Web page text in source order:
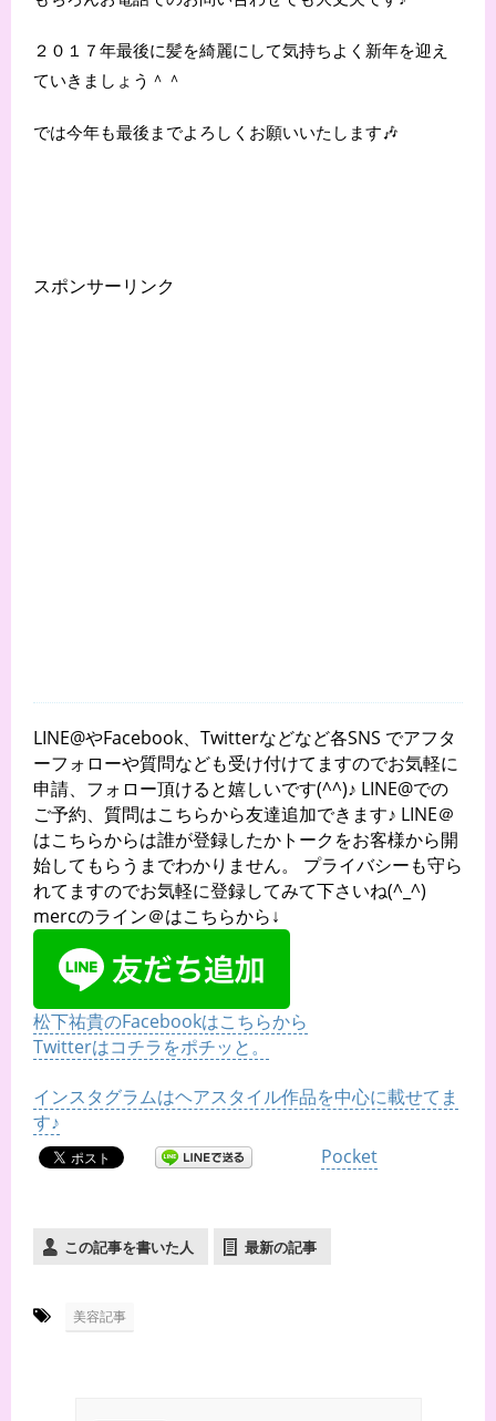
２０１７年最後に髪を綺麗にして気持ちよく新年を迎え
ていきましょう＾＾
では今年も最後までよろしくお願いいたします🎶
スポンサーリンク
LINE@やFacebook、Twitterなどなど各SNS でアフタ
ーフォローや質問なども受け付けてますのでお気軽に
申請、フォロー頂けると嬉しいです(^^)♪ LINE@での
ご予約、質問はこちらから友達追加できます♪ LINE＠
はこちらからは誰が登録したかトークをお客様から開
始してもらうまでわかりません。 プライバシーも守ら
れてますのでお気軽に登録してみて下さいね(^_^)
mercのライン＠はこちらから↓
松下祐貴のFacebookはこちらから
Twitterはコチラをポチッと。
インスタグラムはヘアスタイル作品を中心に載せてま
す♪
Pocket
この記事を書いた人 最新の記事
美容記事